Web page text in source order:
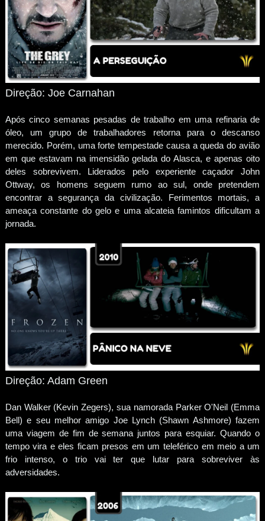
Direção: Joe Carnahan
Após cinco semanas pesadas de trabalho em uma refinaria de
óleo, um grupo de trabalhadores retorna para o descanso
merecido. Porém, uma forte tempestade causa a queda do avião
em que estavam na imensidão gelada do Alasca, e apenas oito
deles sobrevivem. Liderados pelo experiente caçador John
Ottway, os homens seguem rumo ao sul, onde pretendem
encontrar a segurança da civilização. Ferimentos mortais, a
ameaça constante do gelo e uma alcateia famintos dificultam a
jornada.
Direção: Adam Green
Dan Walker (Kevin Zegers), sua namorada Parker O'Neil (Emma
Bell) e seu melhor amigo Joe Lynch (Shawn Ashmore) fazem
uma viagem de fim de semana juntos para esquiar. Quando o
tempo vira e eles ficam presos em um teleférico em meio a um
frio intenso, o trio vai ter que lutar para sobreviver às
adversidades.